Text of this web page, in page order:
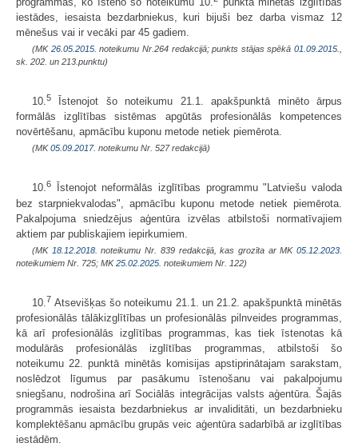
iestādes, iesaista bezdarbniekus, kuri bijuši bez darba vismaz 12
mēnešus vai ir vecāki par 45 gadiem.
(MK 26.05.2015. noteikumu Nr.264 redakcijā; punkts stājas spēkā 01.09.2015.
sk. 202. un 213.punktu)
10.5
Īstenojot šo noteikumu 21.1. apakšpunktā minēto ārpus
formālās izglītības sistēmas apgūtās profesionālās kompetences
novērtēšanu, apmācību kuponu metode netiek piemērota.
(MK05.09.2017. noteikumu Nr. 527 redakcijā)
10.6
Īstenojot neformālās izglītības programmu "Latviešu valoda
bez starpniekvalodas", apmācību kuponu metode netiek piemērota.
Pakalpojuma sniedzējus aģentūra izvēlas atbilstoši normatīvajiem
aktiem par publiskajiem iepirkumiem.
(MK 18.12.2018. noteikumu Nr. 839 redakcijā, kas grozīta ar MK05.12.2023.
noteikumiem Nr. 725; MK25.02.2025. noteikumiem Nr. 122)
10.7 Atsevišķas šo noteikumu 21.1. un 21.2. apakšpunktā minētās
profesionālās tālākizglītības un profesionālās pilnveides programmas,
kā arī profesionālās izglītības programmas, kas tiek īstenotas kā
modulārās profesionālās izglītības programmas, atbilstoši šo
noteikumu 22. punktā minētās komisijas apstiprinātajam sarakstam,
noslēdzot līgumus par pasākumu īstenošanu vai pakalpojumu
sniegšanu, nodrošina arī Sociālās integrācijas valsts aģentūra. Šajās
programmās iesaista bezdarbniekus ar invaliditāti, un bezdarbnieku
komplektēšanu apmācību grupās veic aģentūra sadarbībā ar izglītības
iestādēm.